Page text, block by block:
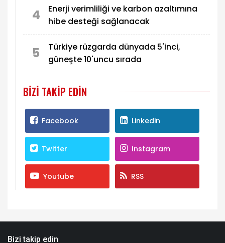
4
Enerji verimliliği ve karbon azaltımına
hibe desteği sağlanacak
5
Türkiye rüzgarda dünyada 5'inci,
güneşte 10'uncu sırada
BIZI TAKIP EDIN
Facebook Linkedin
Twitter Instagram
Youtube RSS
Bizi takip edin